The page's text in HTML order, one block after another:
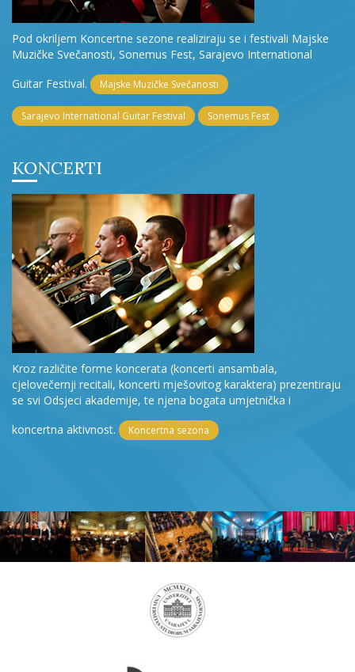
Pod okriljem Koncertne sezone realiziraju se i festivali Majske
Muzičke Svečanosti, Sonemus Fest, Sarajevo International
Guitar Festival.
Majske Muzičke Svečanosti
Sarajevo International Guitar Festival Sonemus Fest
KONCERTI
Kroz različite forme koncerata (koncerti ansambala,
cjelovečernji recitali, koncerti mješovitog karaktera) prezentiraju
se svi Odsjeci akademije, te njena bogata umjetnička i
koncertna aktivnost.
Koncertna sezona